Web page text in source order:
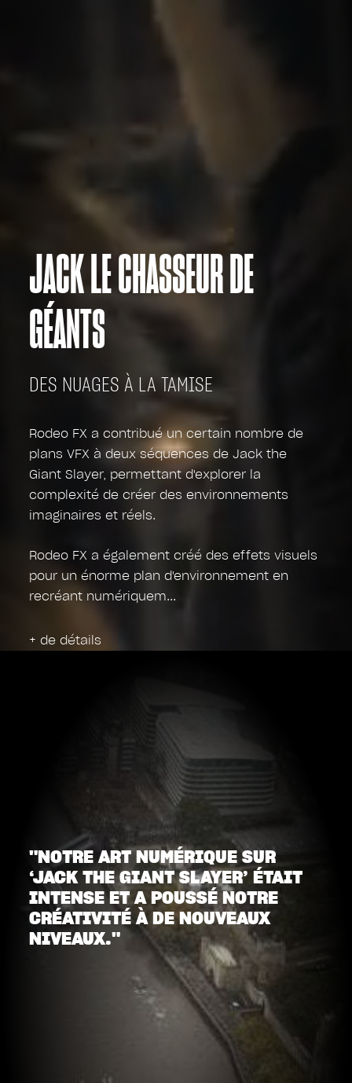
JACK LE CHASSEUR DE
GÉANTS
DES NUAGES ​​À LA TAMISE
Rodeo FX a contribué un certain nombre de
plans VFX à deux séquences de Jack the
Giant Slayer, permettant d'explorer la
complexité de créer des environnements
imaginaires et réels.
Rodeo FX a également créé des effets visuels
pour un énorme plan d'environnement en
recréant numériquem
+ de détails
"NOTRE ART NUMÉRIQUE SUR
‘JACK THE GIANT SLAYER’ ÉTAIT
INTENSE ET A POUSSÉ NOTRE
CRÉATIVITÉ À DE NOUVEAUX
NIVEAUX."